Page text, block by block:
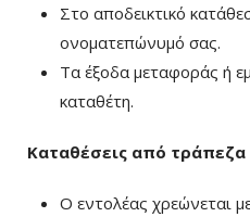
Στο αποδεικτικό
ονοματεπώνυμό σας.
Τα έξοδα μεταφοράς ή
καταθέτη.
Καταθέσεις από
Ο εντολέας χρεώνεται